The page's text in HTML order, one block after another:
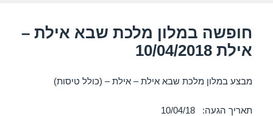
חופשה במלון מלכת שבא אילת –
אילת 10/04/2018
מבצע במלון מלכת שבא אילת – אילת – (כולל טיסות)
תאריך הגעה: 10/04/18